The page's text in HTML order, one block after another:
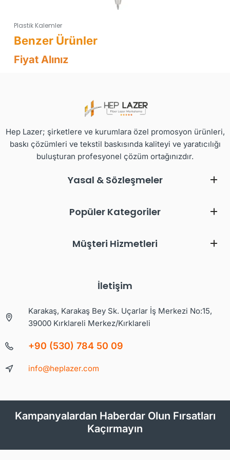
Plastik Kalemler
Fiyat Alınız
Hep Lazer; şirketlere ve kurumlara özel promosyon ürünleri,
baskı çözümleri ve tekstil baskısında kaliteyi ve yaratıcılığı
buluşturan profesyonel çözüm ortağınızdır.
Yasal & Sözleşmeler
Popüler Kategoriler
Müşteri Hizmetleri
İletişim
Karakaş, Karakaş Bey Sk. Uçarlar İş Merkezi No:15,
39000 Kırklareli Merkez/Kırklareli
+90 (530) 784 50 09
info@heplazer.com
Kampanyalardan Haberdar Olun Fırsatları
Kaçırmayın